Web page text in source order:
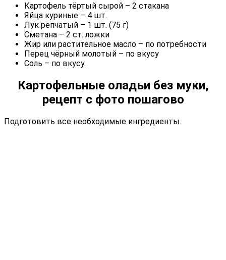
Картофель тёртый сырой – 2 стакана
Яйца куриные – 4 шт.
Лук репчатый – 1 шт. (75 г)
Сметана – 2 ст. ложки
Жир или растительное масло – по потребности
Перец чёрный молотый – по вкусу
Соль – по вкусу.
Картофельные оладьи без муки,
рецепт с фото пошагово
Подготовить все необходимые ингредиенты.